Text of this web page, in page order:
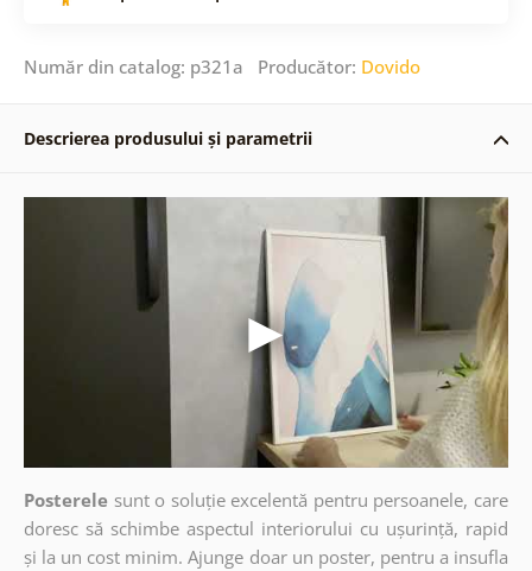
Număr din catalog: p321a Producător: Dovido
Descrierea produsului și parametrii
Posterele sunt o soluție excelentă pentru persoanele, care
doresc să schimbe aspectul interiorului cu ușurință, rapid
și la un cost minim. Ajunge doar un poster, pentru a insufla